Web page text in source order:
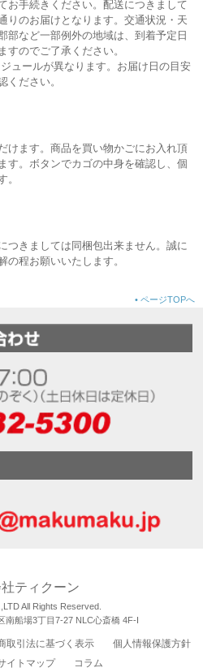
お手続きください。配送につきまして
りのお届けとなります。交通状況・天
部など一部例外の地域は、到着予定日
すのでご了承ください。
ュールが異なります。お届け日の目安
ください。
けます。商品を買い物かごにお入れ頂
す。ボタンでカゴの中身を確認し、個
。
つきましては同梱包出来ません。誠に
の程お願いいたします。
• ページTOPへ
ティクーン
All Rights Reserved.
南船場3丁目7-27 NLC心斎橋 4F-I
取引法に基づく表示
個人情報保護方針
イトマップ コラム